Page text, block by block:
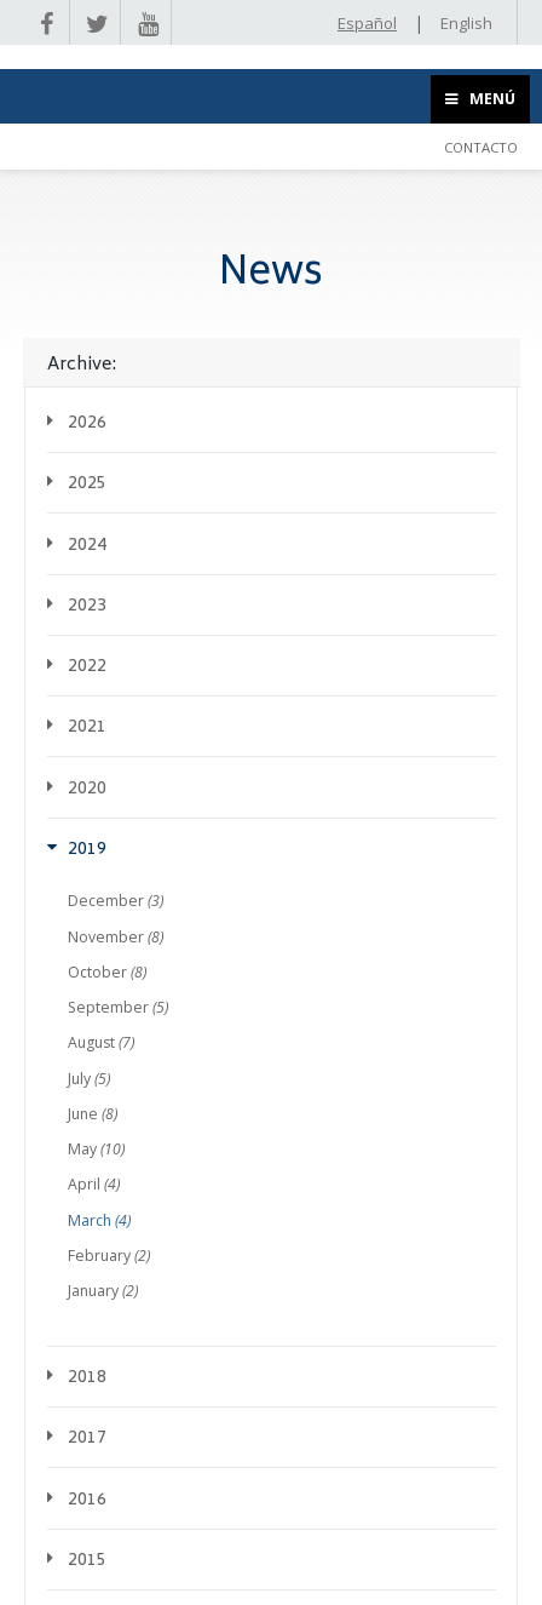
Español | English
MENÚ
CONTACTO
News
Archive:
2026
2025
2024
2023
2022
2021
2020
2019
December(3)
November(8)
October(8)
September(5)
August(7)
July(5)
June (8)
May(10)
April (4)
March (4)
February(2)
January(2)
2018
2017
2016
2015